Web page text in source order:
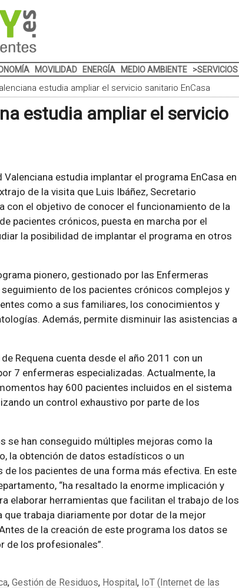
MOVILIDAD ENERGÍA MEDIO AMBIENTE >SERVICIOS
estudia ampliar el servicio sanitario EnCasa
estudia ampliar el servicio
estudia implantar el programa EnCasa en
de la visita que Luis Ibáñez, Secretario
con el objetivo de conocer el funcionamiento de la
pacientes crónicos, puesta en marcha por el
la posibilidad de implantar el programa en otros
pionero, gestionado por las Enfermeras
de los pacientes crónicos complejos y
como a sus familiares, los conocimientos y
Además, permite disminuir las asistencias a
Requena cuenta desde el año 2011 con un
7 enfermeras especializadas. Actualmente, la
hay 600 pacientes incluidos en el sistema
un control exhaustivo por parte de los
se han conseguido múltiples mejoras como la
la obtención de datos estadísticos o un
los pacientes de una forma más efectiva. En este
ha resaltado la enorme implicación y
elaborar herramientas que facilitan el trabajo de los
trabaja diariamente por dotar de la mejor
de la creación de este programa los datos se
de los profesionales .
, Gestión de Residuos, Hospital, IoT (Internet de las